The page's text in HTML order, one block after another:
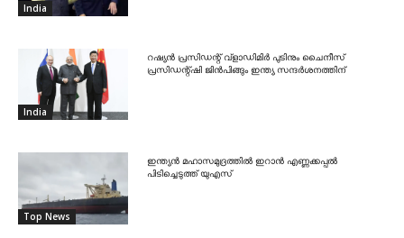
India
India
റഷ്യൻ പ്രസിഡന്റ് വ്‌ളാഡിമിർ പുടിനും ചൈനീസ്
പ്രസിഡന്റ്ഷി ജിൻപിങ്ങും ഇന്ത്യ സന്ദർശനത്തിന്
Top News
ഇന്ത്യൻ മഹാസമുദ്രത്തിൽ ഇറാൻ എണ്ണക്കപ്പൽ
പിടിച്ചെടുത്ത് യുഎസ്